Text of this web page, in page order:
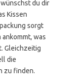
du dir
Kissen
sorgt
was
Gleichzeitig
die
zu finden.